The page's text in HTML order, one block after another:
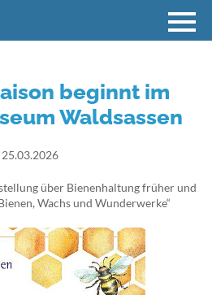
beginnt im
Waldsassen
25.03.2026
über Bienenhaltung früher und
Wachs und Wunderwerke“